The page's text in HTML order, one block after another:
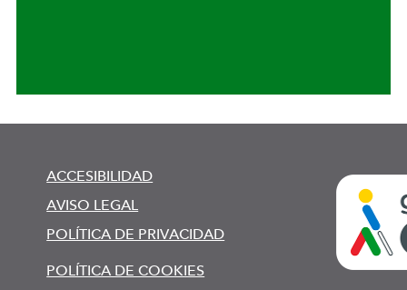
ACCESIBILIDAD
AVISO LEGAL
POLÍTICA DE PRIVACIDAD
POLÍTICA DE COOKIES